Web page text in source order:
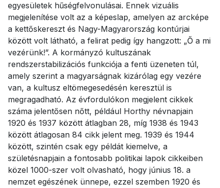
egyesületek hűségfelvonulásai. Ennek vizuális
megjelenítése volt az a képeslap, amelyen az arcképe
a kettőskereszt és Nagy-Magyarország kontúrjai
között volt látható, a felirat pedig így hangzott: „Ő a mi
vezérünk!”. A kormányzó kultuszának
rendszerstabilizációs funkciója a fenti üzeneten túl,
amely szerint a magyarságnak kizárólag egy vezére
van, a kultusz eltömegesedésén keresztül is
megragadható. Az évfordulókon megjelent cikkek
száma jelentősen nőtt, például Horthy névnapjain
1920 és 1937 között átlagban 28, míg 1938 és 1943
között átlagosan 84 cikk jelent meg. 1939 és 1944
között, szintén csak egy példát kiemelve, a
születésnapjain a fontosabb politikai lapok cikkeiben
közel 1000-szer volt olvasható, hogy június 18. a
nemzet egészének ünnepe, ezzel szemben 1920 és